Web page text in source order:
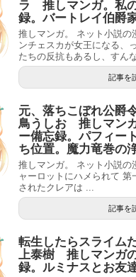
ラ 推しマンガ。私
録。バートレイ伯爵
推しマンガ。 ネット小説の
ンチェスカが女王になる、
たちの反抗もあるし、すん
記事を
元、落ちこぼれ公爵
鳥うしお 推しマン
ー備忘録。パフィー
ち位置。魔力竜巻の浄
推しマンガ。 ネット小説の
ャーロットにハメられて
されたクレアは ...
記事を
転生したらスライム
上泰樹 推しマンガ
録。ルミナスとお友